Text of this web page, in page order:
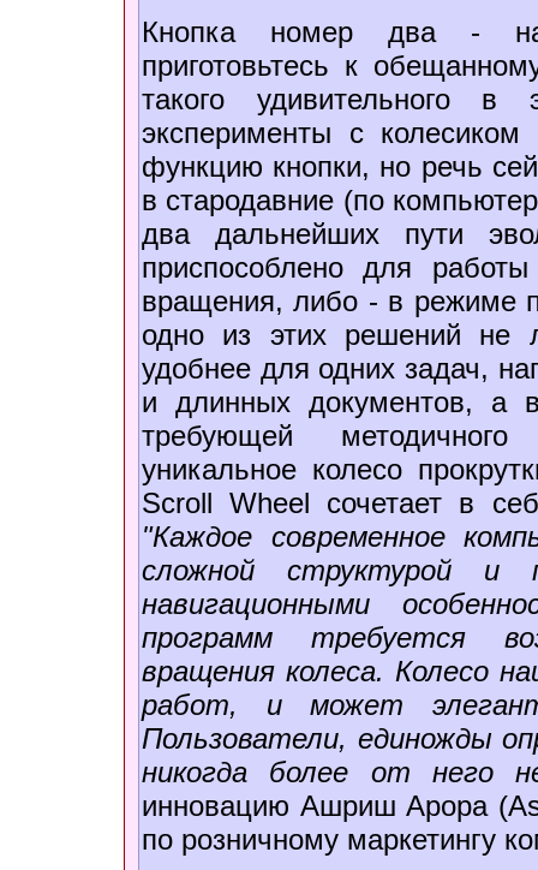
Кнопка номер два -
приготовьтесь к
такого удивительного
эксперименты с
функцию кнопки, но речь
в стародавние (по
два дальнейших пути
приспособлено для
вращения, либо - в режиме
одно из этих решений не
удобнее для одних задач,
и длинных документов, а
требующей
уникальное колесо
Scroll Wheel сочетает в
"Каждое современное
сложной структурой и
навигационными
программ требуется
вращения колеса. Колесо
работ, и может
Пользователи, единожды
никогда более от него
инновацию Ашриш Арора
по розничному маркетингу